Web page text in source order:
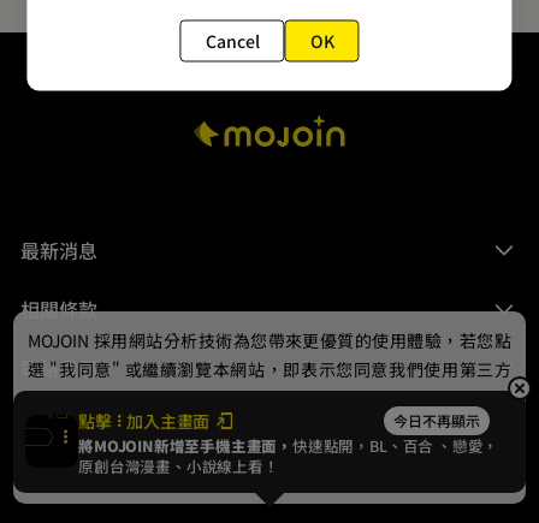
最新消息
相關條款
聯絡我們
© 2024 gamania Digital Entertainment Co., Ltd.
點擊 加入主畫面 今日不再顯示
將MOJOIN新增至手機主畫面，快速點開，BL、 百合 、戀愛，
原創台灣漫畫、小說線上看！
MOJOIN 採用網站分析技術為您帶來更優質的使用體驗，若您點
選 "我同意" 或繼續瀏覽本網站，即表示您同意我們使用第三方
Cookie，欲瞭解更多資訊請見隱私權政策。
我同意
Cancel OK